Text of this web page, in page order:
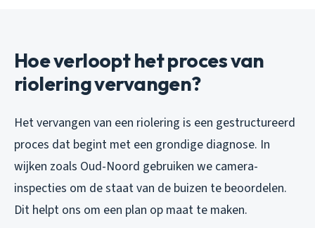
Hoe verloopt het proces van
riolering vervangen?
Het vervangen van een riolering is een gestructureerd
proces dat begint met een grondige diagnose. In
wijken zoals Oud-Noord gebruiken we camera-
inspecties om de staat van de buizen te beoordelen.
Dit helpt ons om een plan op maat te maken.